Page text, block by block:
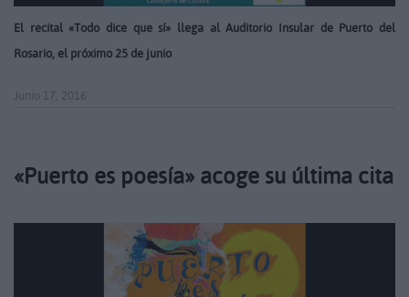
El recital «Todo dice que sí» llega al Auditorio Insular de Puerto del
Rosario, el próximo 25 de junio
Junio 17, 2016
«Puerto es poesía» acoge su última cita